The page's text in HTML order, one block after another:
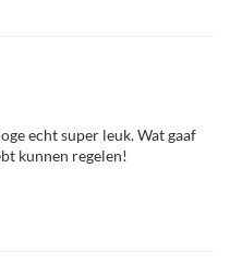
echt super leuk. Wat gaaf
kunnen regelen!